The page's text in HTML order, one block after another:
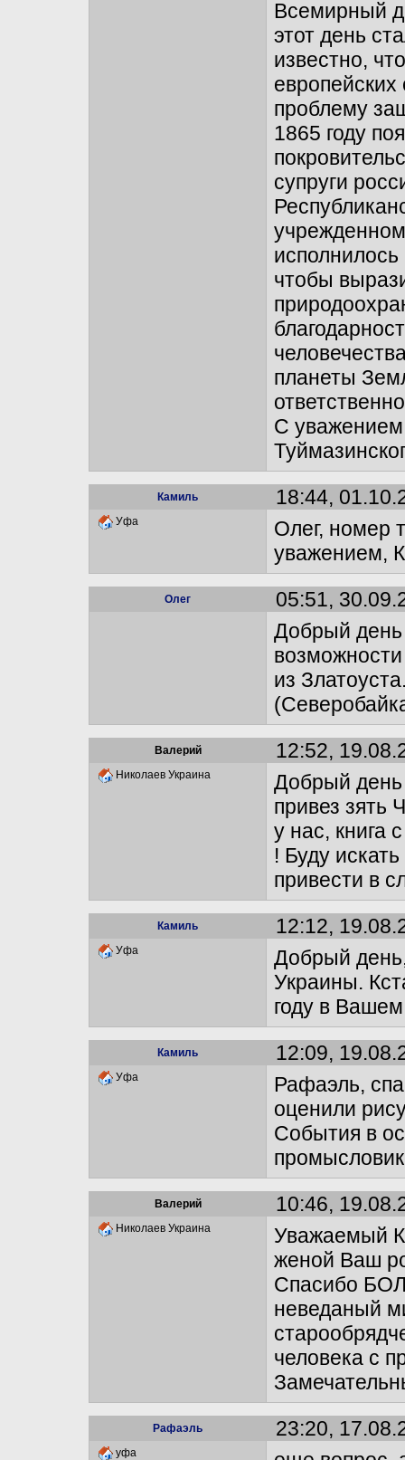
Всемирный
этот день
известно,
проблему
1865 году
супруги
чтобы
планеты
С
Камиль 18:44,
Уфа
Олег, номер
уважением,
Олег
05:51,
Добрый
из
Валерий 12:52,
Николаев Украина
Добрый
привез зять
у нас, книга
! Буду
привести в
Камиль 12:12,
Уфа
Добрый
Украины.
году в
Камиль 12:09,
Уфа
Рафаэль,
оценили
События в
Валерий 10:46,
Николаев Украина
Уважаемый
женой Ваш
Спасибо
неведаный
человека с
Рафаэль 23:20,
уфа